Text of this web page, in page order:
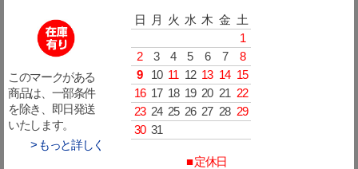
このマークがある
商品は、一部条件
を除き、即日発送
いたします。
> もっと詳しく
日 月 火 水 木 金 土
1
2
3 4 5 6 7
8
9
10 11 12 13 14 15
16 17 18 19 20 21 22
23 24 25 26 27 28 29
30 31
■ 定休日